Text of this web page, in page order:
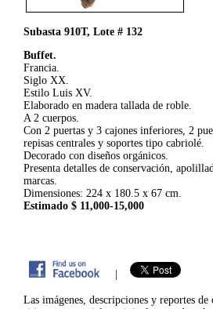
Subasta 910T, Lote # 132
Buffet.
Francia.
Siglo XX.
Estilo Luis XV.
Elaborado en madera tallada de roble.
A 2 cuerpos.
Con 2 puertas y 3 cajones inferiores, 2
repisas centrales y soportes tipo cabriolé.
Decorado con diseños orgánicos.
Presenta detalles de conservación,
marcas.
Dimensiones: 224 x 180.5 x 67 cm.
Estimado $ 11,000-15,000
|
Las imágenes, descripciones y reportes de